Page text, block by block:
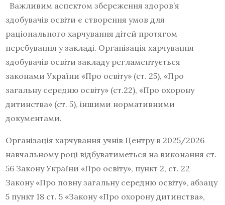
Важливим аспектом збереження здоров’я
здобувачів освіти є створення умов для
раціонального харчування дітей протягом
перебування у закладі. Організація харчування
здобувачів освіти закладу регламентується
законами України «Про освіту» (ст. 25), «Про
загальну середню освіту» (ст.22), «Про охорону
дитинства» (ст. 5), іншими нормативними
документами.
Організація харчування учнів Центру в 2025/2026
навчальному році відбуватиметься на виконання ст.
56 Закону України «Про освіту», пункт 2, ст. 22
Закону «Про повну загальну середню освіту», абзацу
5 пункт 18 ст. 5 «Закону «Про охорону дитинства»,